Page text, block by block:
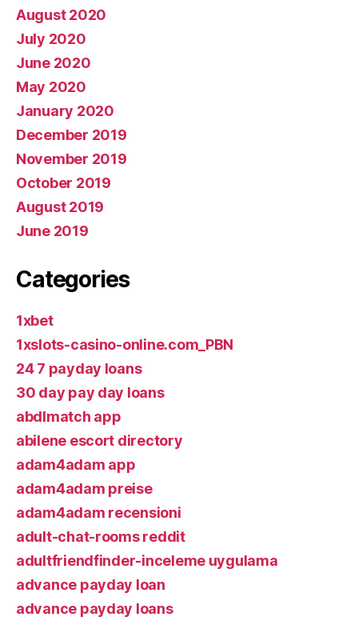
August 2020
July 2020
June 2020
May 2020
January 2020
December 2019
November 2019
October 2019
August 2019
June 2019
Categories
1xbet
1xslots-casino-online.com_PBN
24 7 payday loans
30 day pay day loans
abdlmatch app
abilene escort directory
adam4adam app
adam4adam preise
adam4adam recensioni
adult-chat-rooms reddit
adultfriendfinder-inceleme uygulama
advance payday loan
advance payday loans